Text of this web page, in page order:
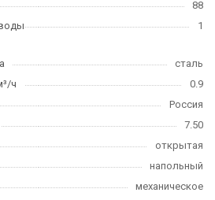
88
1
сталь
ч
0.9
Россия
7.50
открытая
напольный
механическое